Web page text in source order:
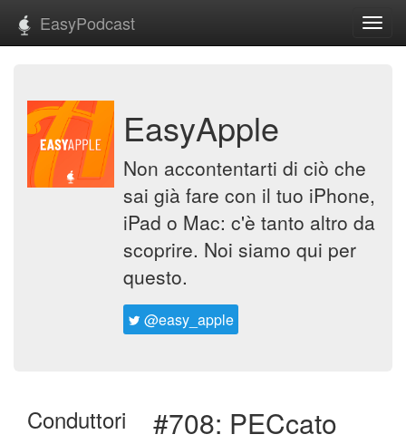
EasyPodcast
EasyApple
Non accontentarti di ciò che
sai già fare con il tuo iPhone,
iPad o Mac: c'è tanto altro da
scoprire. Noi siamo qui per
questo.
@easy_apple
Conduttori #708: PECcato